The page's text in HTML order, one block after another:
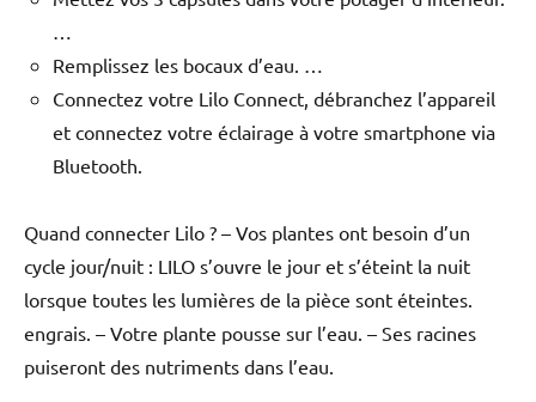
Remplissez les bocaux d’eau. …
Connectez votre Lilo Connect, débranchez l’appareil
et connectez votre éclairage à votre smartphone via
Bluetooth.
Quand connecter Lilo ? – Vos plantes ont besoin d’un
cycle jour/nuit : LILO s’ouvre le jour et s’éteint la nuit
lorsque toutes les lumières de la pièce sont éteintes.
engrais. – Votre plante pousse sur l’eau. – Ses racines
puiseront des nutriments dans l’eau.